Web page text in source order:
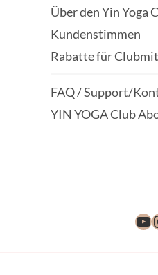
Über den Yin Yoga
Kundenstimmen
Rabatte für
FAQ / Support/
YIN YOGA Club